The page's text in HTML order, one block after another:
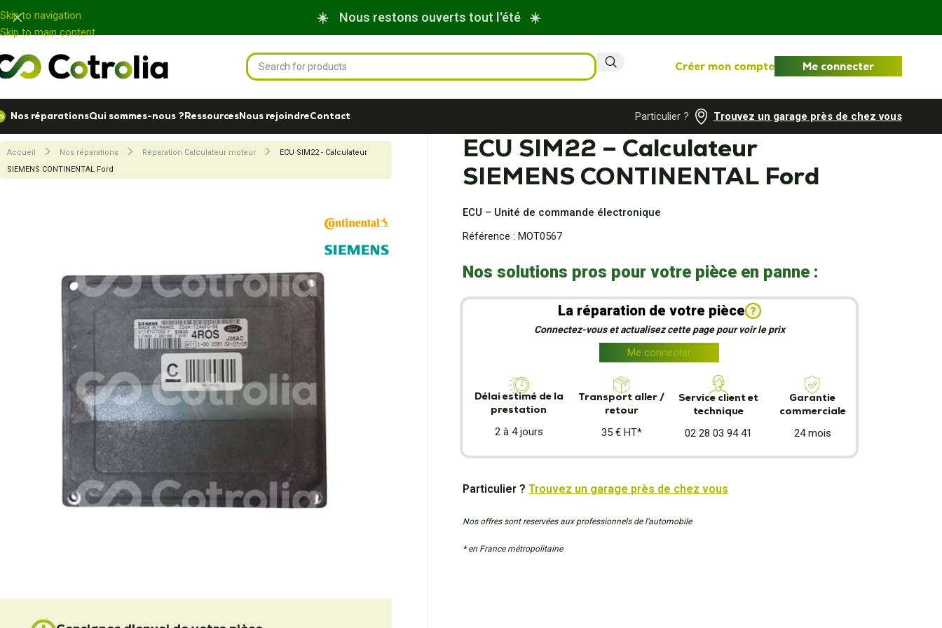
Panneau de gestion des cookies
Skip to navigation
Skip to main content
☀️ Nous restons ouverts tout l'été ☀️
Créer mon compte Me connecter
Nos réparationsQui sommes-nous ?RessourcesNous rejoindreContact Particulier ? Trouvez un garage près de chez vous
ECU SIM22 – Calculateur
SIEMENS CONTINENTAL Ford
ECU – Unité de commande électronique
Référence :MOT0567
Nos solutions pros pour votre pièce en panne :
La réparation de votre pièce ?
Connectez-vous et actualisez cette page pour voir le prix
Me connecter
Délai estimé de la
prestation
2 à 4 jours
Transport aller /
retour
35 € HT*
Service client et
technique
02 28 03 94 41
Garantie
commerciale
24 mois
Particulier ?Trouvez un garage près de chez vous
Nos offres sont reservées aux professionnels de l’automobile
* en France métropolitaine
Accueil Nos réparations Réparation Calculateur moteur
ECU SIM22 - Calculateur
SIEMENS CONTINENTAL Ford